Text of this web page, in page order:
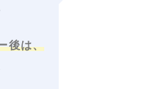
後は、